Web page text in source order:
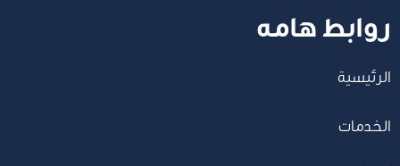
روابط هامه
الرئيسية
الخدمات